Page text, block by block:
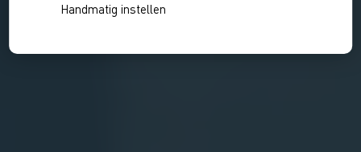
Handmatig instellen